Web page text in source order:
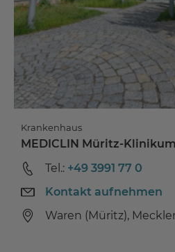
Krankenhaus
MEDICLIN Müritz-Klinikum
Tel.: +49 3991 77 0
Kontakt aufnehmen
Waren (Müritz),